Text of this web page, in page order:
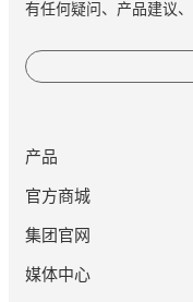
有任何疑问、产品建议
产品
官方商城
集团官网
媒体中心